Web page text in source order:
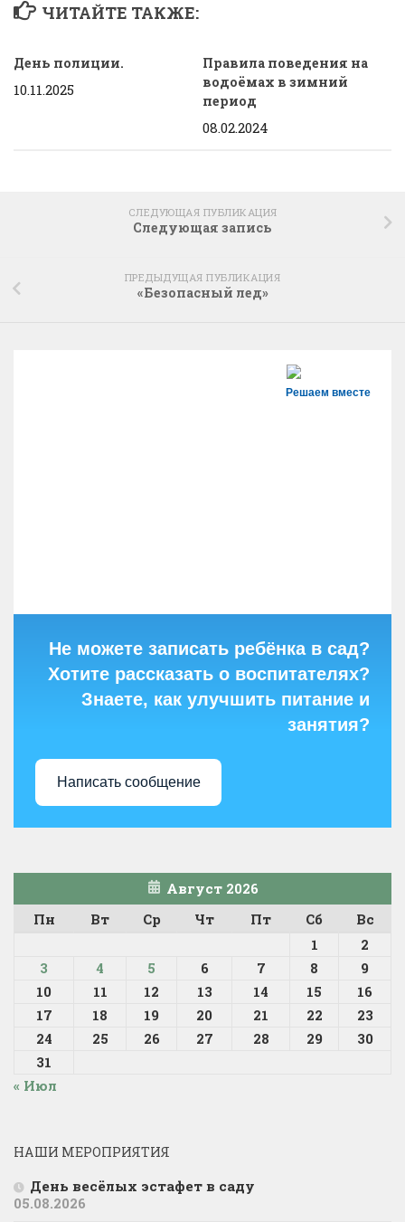
ЧИТАЙТЕ ТАКЖЕ:
День полиции.
10.11.2025
Правила поведения на
водоёмах в зимний
период
08.02.2024
СЛЕДУЮЩАЯ ПУБЛИКАЦИЯ
Следующая запись
ПРЕДЫДУЩАЯ ПУБЛИКАЦИЯ
«Безопасный лед»
Решаем вместе
Не можете записать ребёнка в сад?
Хотите рассказать о воспитателях?
Знаете, как улучшить питание и
занятия?
Написать сообщение
Август 2026
Пн
Вт Ср Чт Пт Сб
Вс
1
2
3
4 5 6 7 8
9
10
11 12 13 14 15
16
17
18 19 20 21 22
23
24
25 26 27 28 29
30
31
« Июл
НАШИ МЕРОПРИЯТИЯ
День весёлых эстафет в саду
05.08.2026